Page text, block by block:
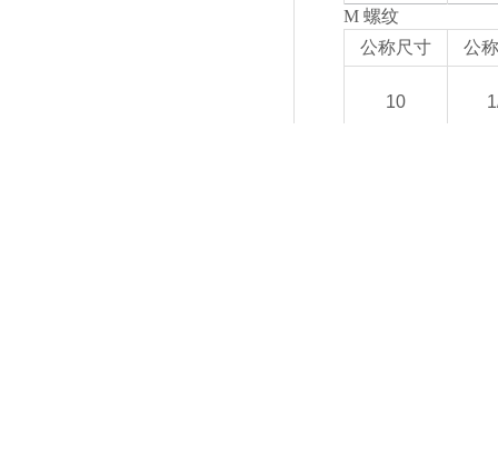
M 螺纹
公称尺寸
公
10